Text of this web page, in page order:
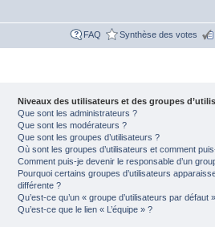
FAQ Synthèse des votes
Niveaux des utilisateurs et des groupes
Que sont les administrateurs ?
Que sont les modérateurs ?
Que sont les groupes d’utilisateurs ?
Où sont les groupes d’utilisateurs et comment
Comment puis-je devenir le responsable d’un
Pourquoi certains groupes d’utilisateurs
différente ?
Qu’est-ce qu’un « groupe d’utilisateurs par défaut
Qu’est-ce que le lien « L’équipe » ?